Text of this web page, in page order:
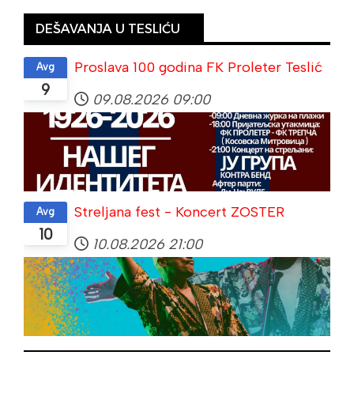
DEŠAVANJA U TESLIĆU
9
Avg
Proslava 100 godina FK Proleter Teslić
09.08.2026 09:00
10
Avg
Streljana fest - Koncert ZOSTER
10.08.2026 21:00